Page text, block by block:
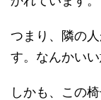
つまり、隣の
す。なんかい
しかも、この